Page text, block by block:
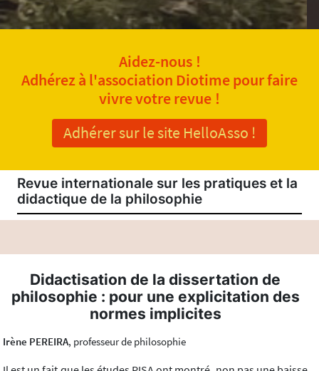
Aidez-nous !
Adhérez à l'association Diotime pour faire
vivre votre revue !
Adhérer sur le site HelloAsso !
Revue internationale sur les pratiques et la
didactique de la philosophie
Didactisation de la dissertation de
philosophie : pour une explicitation des
normes implicites
Irène PEREIRA, professeur de philosophie